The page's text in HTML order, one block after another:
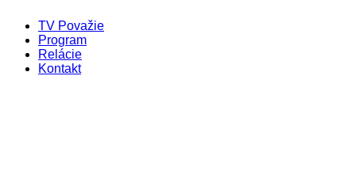
TV Považie
Program
Relácie
Kontakt